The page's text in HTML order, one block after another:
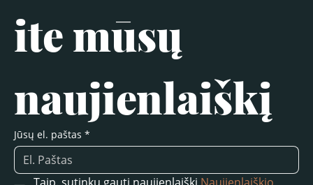
ite mūsų
naujienlaiškį
Jūsų el. paštas *